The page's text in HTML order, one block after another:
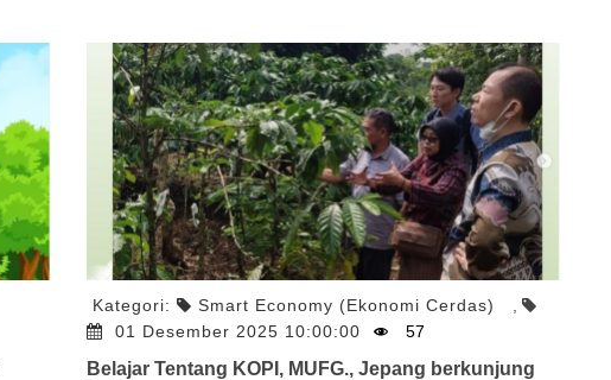
Kategori: Smart Economy (Ekonomi Cerdas)
01 Desember 2025 10:00:00
57
Belajar Tentang KOPI, MUFG., Jepang berkunjung